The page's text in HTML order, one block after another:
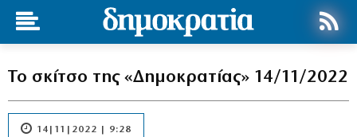
Το σκίτσο της «Δημοκρατίας» 14/11/2022
14|11|2022 | 9:28